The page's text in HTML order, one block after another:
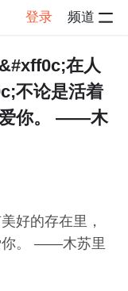
登录 频道
情
在人
不论是活着
爱你。 ——木
好的存在里，
你。 ——木苏里